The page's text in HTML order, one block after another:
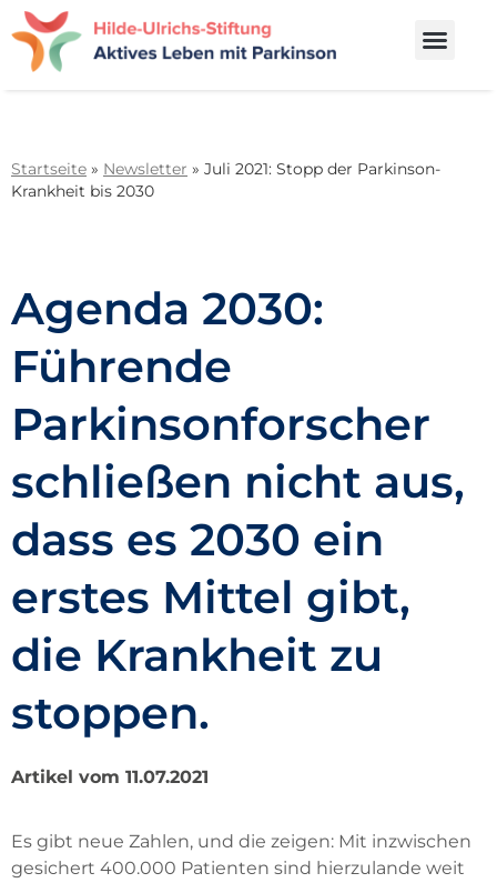
Startseite » Newsletter » Juli 2021: Stopp der Parkinson-
Krankheit bis 2030
Agenda 2030:
Führende
Parkinsonforscher
schließen nicht aus,
dass es 2030 ein
erstes Mittel gibt,
die Krankheit zu
stoppen.
Artikel vom 11.07.2021
Es gibt neue Zahlen, und die zeigen: Mit inzwischen
gesichert 400.000 Patienten sind hierzulande weit